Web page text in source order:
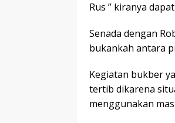
Rus ” kiranya
Senada dengan
bukankah antara
Kegiatan bukber
tertib dikarena
menggunakan